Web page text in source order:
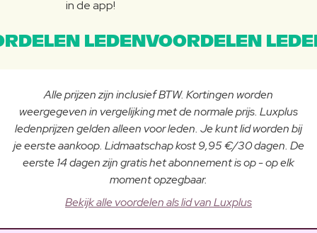
in de app!
LEDENVOORDELEN
Alle prijzen zijn inclusief BTW. Kortingen worden
weergegeven in vergelijking met de normale prijs. Luxplus
ledenprijzen gelden alleen voor leden. Je kunt lid worden bij
je eerste aankoop. Lidmaatschap kost 9,95 €/30 dagen. De
eerste 14 dagen zijn gratis het abonnement is op - op elk
moment opzegbaar.
Bekijk alle voordelen als lid van Luxplus